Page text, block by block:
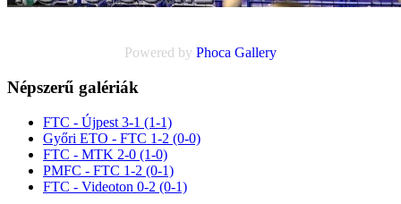
Powered by Phoca Gallery
Népszerű galériák
FTC - Újpest 3-1 (1-1)
Győri ETO - FTC 1-2 (0-0)
FTC - MTK 2-0 (1-0)
PMFC - FTC 1-2 (0-1)
FTC - Videoton 0-2 (0-1)